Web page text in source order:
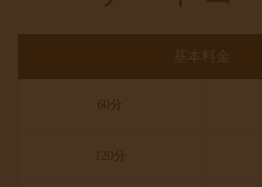
基本料金
60分
120分